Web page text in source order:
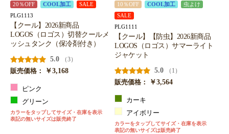
20％OFF COOL加工 SALE
PLG1113
【クール】2026新商品
LOGOS（ロゴス）切替クールメ
ッシュタンク（保冷剤付き）
5.0
（3）
販売価格：
￥3,168
ピンク
グリーン
カラーをタップしてサイズ・在庫を表示
表記の無いサイズは販売終了
10％OFF COOL加工
虫よけ
SALE
PLG1111
【クール】【防虫】2026新商品
LOGOS（ロゴス）サマーライト
ジャケット
5.0
（1）
販売価格：
￥3,564
カーキ
アイボリー
カラーをタップしてサイズ・在庫を表示
表記の無いサイズは販売終了
お買い物を続ける カートへ進む